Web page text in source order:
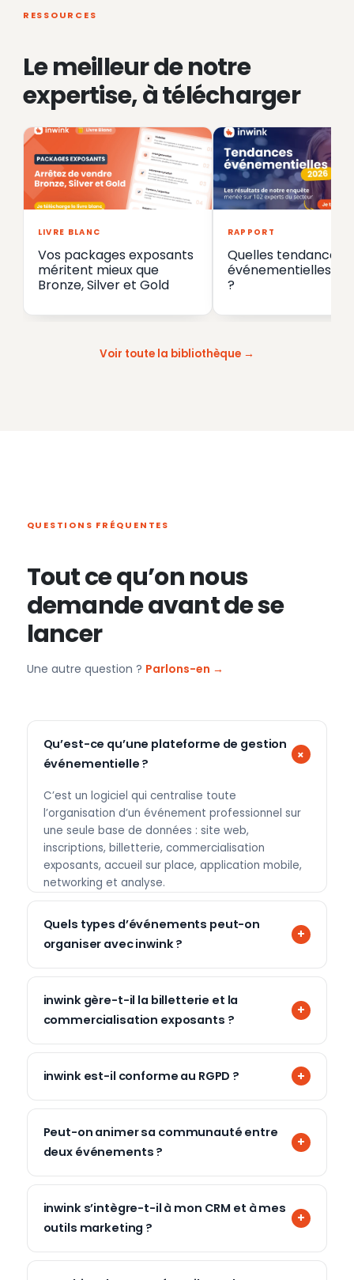
RESSOURCES
Le meilleur de notre
expertise, à télécharger
LIVRE BLANC
Vos packages exposants
méritent mieux que
Bronze, Silver et Gold
RAPPORT
Quelles tendances
événementielles en
?
Voir toute la bibliothèque
QUESTIONS FRÉQUENTES
Tout ce qu’on nous
demande avant de se
lancer
Une autre question ? Parlons-en →
Qu’est-ce qu’une plateforme de gestion
événementielle ?
C’est un logiciel qui centralise toute
l’organisation d’un événement professionnel sur
une seule base de données : site web,
inscriptions, billetterie, commercialisation
exposants, accueil sur place, application mobile,
networking et analyse.
Quels types d’événements peut-on
organiser avec inwink ?
inwink gère-t-il la billetterie et la
commercialisation exposants ?
inwink est-il conforme au RGPD ?
Peut-on animer sa communauté entre
deux événements ?
inwink s’intègre-t-il à mon CRM et à mes
outils marketing ?